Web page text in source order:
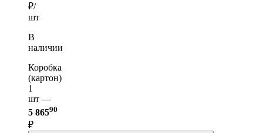
₽/
шт
В
наличии
Коробка
(картон)
1
шт —
5 86590
₽